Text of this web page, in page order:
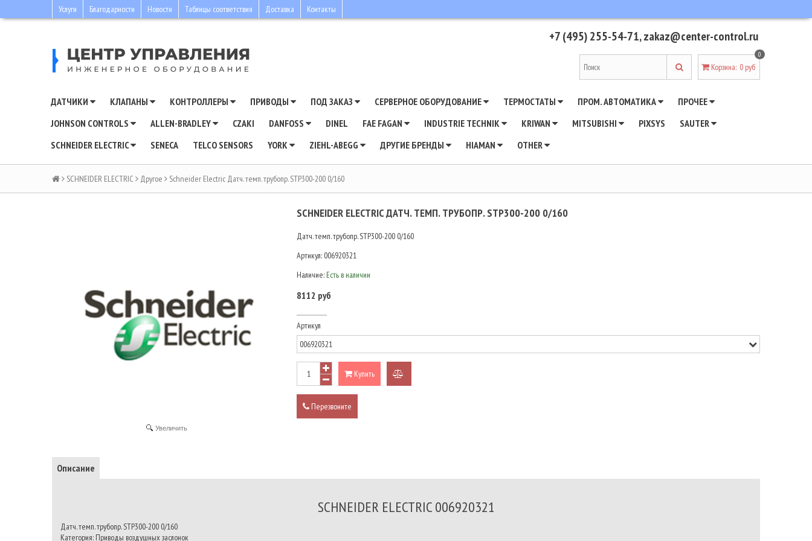
Услуги Благодарности Новости Таблицы соответствия Доставка Контакты
+7 (495) 255-54-71,zakaz@center-control.ru
Корзина:
0
0 руб
ДАТЧИКИ КЛАПАНЫ КОНТРОЛЛЕРЫ ПРИВОДЫ ПОД ЗАКАЗ СЕРВЕРНОЕ ОБОРУДОВАНИЕ ТЕРМОСТАТЫ ПРОМ. АВТОМАТИКА
ПРОЧЕЕ
JOHNSON CONTROLS
ALLEN-BRADLEY CZAKI DANFOSS DINEL FAE FAGAN INDUSTRIE TECHNIK KRIWAN MITSUBISHI PIXSYS
SAUTER
SCHNEIDER ELECTRIC
SENECA TELCO SENSORS YORK ZIEHL-ABEGG ДРУГИЕ БРЕНДЫ HIAMAN OTHER
SCHNEIDER ELECTRIC Другое Schneider Electric Датч. темп. трубопр. STP300-200 0/160
Увеличить
SCHNEIDER ELECTRIC ДАТЧ. ТЕМП. ТРУБОПР. STP300-200 0/160
Датч. темп. трубопр. STP300-200 0/160
Артикул: 006920321
Наличие: Есть в наличии
8112 руб
Артикул
Купить
Перезвоните
Описание
SCHNEIDER ELECTRIC 006920321
Датч. темп. трубопр. STP300-200 0/160
Категория: Приводы воздушных заслонок